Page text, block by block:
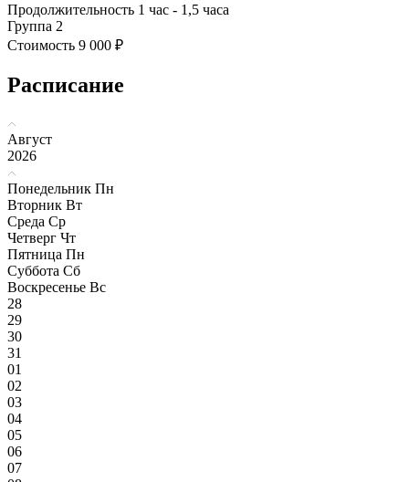
Продолжительность 1 час - 1,5 часа
Группа 2
Стоимость 9 000 ₽
Расписание
Август
2026
Понедельник Пн
Вторник Вт
Среда Ср
Четверг Чт
Пятница Пн
Суббота Сб
Воскресенье Вс
28
29
30
31
01
02
03
04
05
06
07